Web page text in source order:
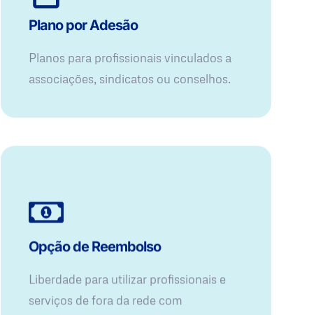
Plano por Adesão
Planos para profissionais vinculados a
associações, sindicatos ou conselhos.
Opção de Reembolso
Liberdade para utilizar profissionais e
serviços de fora da rede com